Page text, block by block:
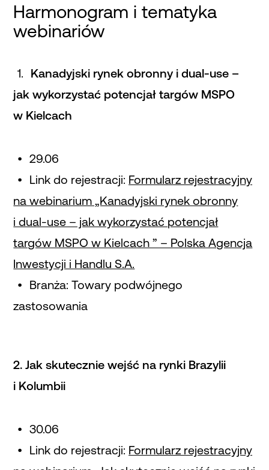
Harmonogram i tematyka
webinariów
Kanadyjski rynek obronny i dual-use –
jak wykorzystać potencjał targów MSPO
w Kielcach
29.06
Link do rejestracji: Formularz rejestracyjny
na webinarium „Kanadyjski rynek obronny
i dual-use – jak wykorzystać potencjał
targów MSPO w Kielcach ” – Polska Agencja
Inwestycji i Handlu S.A.
Branża: Towary podwójnego
zastosowania
2. Jak skutecznie wejść na rynki Brazylii
i Kolumbii
30.06
Link do rejestracji: Formularz rejestracyjny